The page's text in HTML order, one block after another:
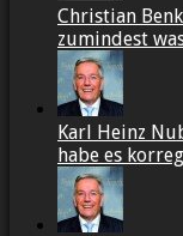
Christian
zumindest
Karl Heinz
habe es